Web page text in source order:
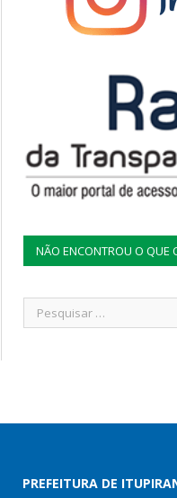
NÃO ENCONTROU O QUE
PREFEITURA DE